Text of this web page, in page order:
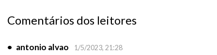
Comentários dos leitores
• antonio alvao 1/5/2023, 21:28